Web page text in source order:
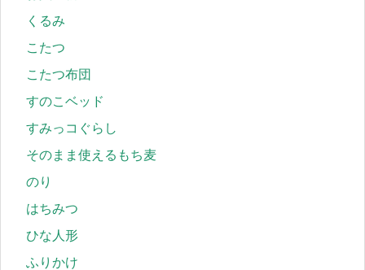
くるみ
こたつ
こたつ布団
すのこベッド
すみっコぐらし
そのまま使えるもち麦
のり
はちみつ
ひな人形
ふりかけ